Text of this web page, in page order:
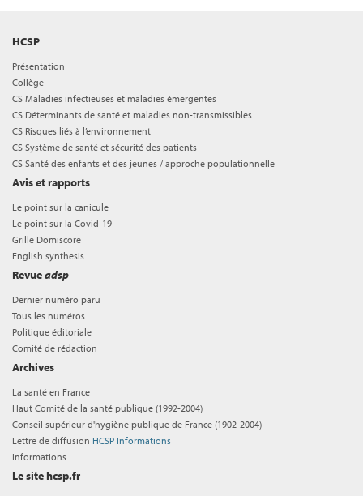
HCSP
Présentation
Collège
CS Maladies infectieuses et maladies émergentes
CS Déterminants de santé et maladies non-transmissibles
CS Risques liés à l’environnement
CS Système de santé et sécurité des patients
CS Santé des enfants et des jeunes / approche populationnelle
Avis et rapports
Le point sur la canicule
Le point sur la Covid-19
Grille Domiscore
English synthesis
Revueadsp
Dernier numéro paru
Tous les numéros
Politique éditoriale
Comité de rédaction
Archives
La santé en France
Haut Comité de la santé publique (1992-2004)
Conseil supérieur d'hygiène publique de France (1902-2004)
Lettre de diffusion HCSP Informations
Informations
Le site hcsp.fr